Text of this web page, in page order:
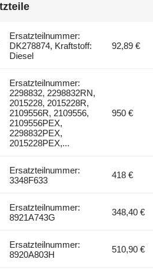
Ersatzteilnummer:
DK278874, Kraftstoff:
Diesel
92,89 €
Ersatzteilnummer:
2298832, 2298832RN,
2015228, 2015228R,
2109556R, 2109556,
2109556PEX,
2298832PEX,
2015228PEX,...
950 €
Ersatzteilnummer:
3348F633
418 €
Ersatzteilnummer:
8921A743G
348,40 €
Ersatzteilnummer:
8920A803H
510,90 €